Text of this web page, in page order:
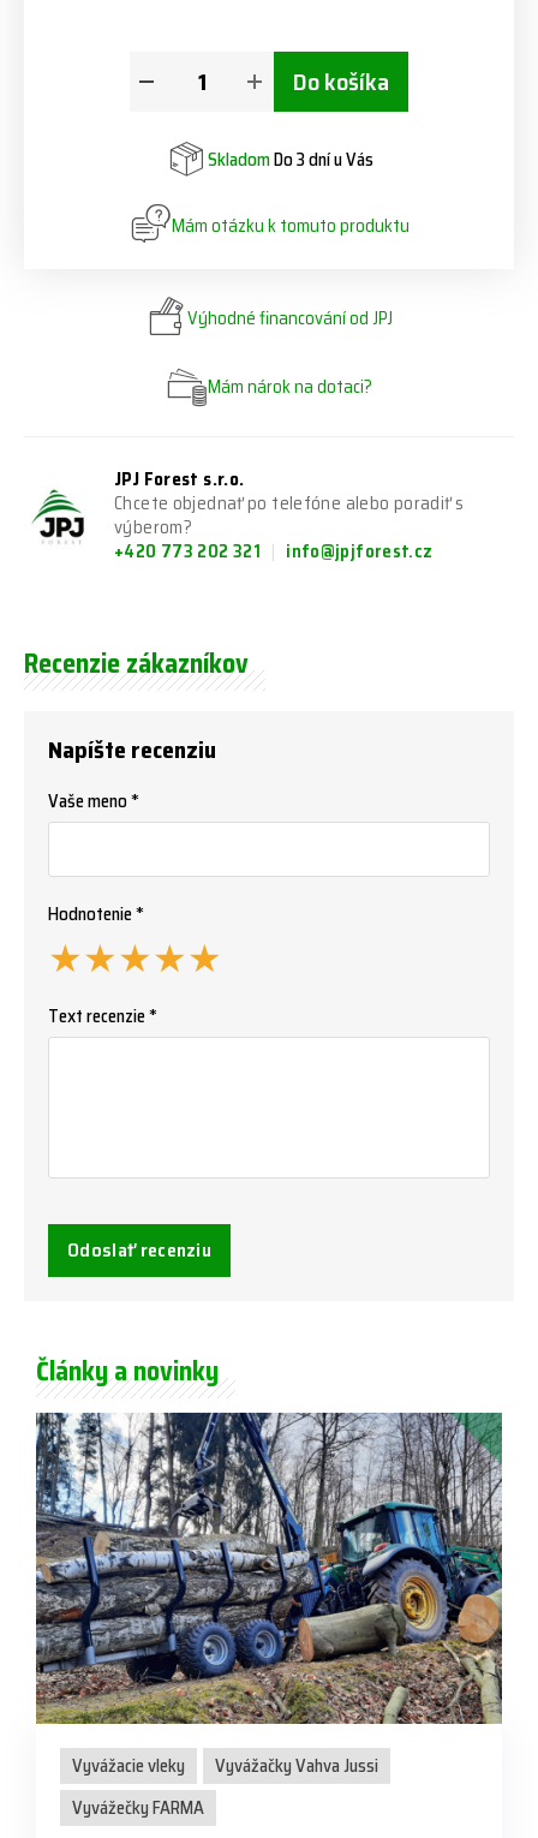
Do košíka
SkladomDo 3 dní u Vás
Mám otázku k tomuto produktu
Výhodné financování od JPJ
Mám nárok na dotaci?
JPJ Forest s.r.o.
Chcete objednať po telefóne alebo poradiť s
výberom?
+420 773 202 321
info@jpjforest.cz
Recenzie zákazníkov
Napíšte recenziu
Vaše meno *
Hodnotenie *
★
★
★
★
★
Text recenzie *
Odoslať recenziu
Články a novinky
Vyvážacie vleky
Vyvážačky Vahva Jussi
Vyvážečky FARMA